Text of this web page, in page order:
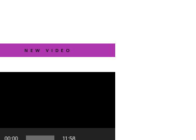
NEW VIDEO
00:00 11:58